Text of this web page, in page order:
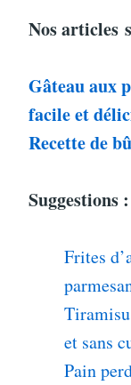
Nos articles
Gâteau aux
facile et
Recette de
Suggestions :
Frites
et sans
Pain